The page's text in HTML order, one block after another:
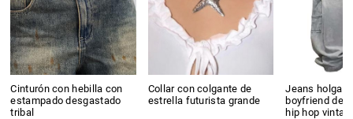
Cinturón con hebilla con
estampado desgastado
tribal
Collar con colgante de
estrella futurista grande
Jeans
boyfriend de
hip hop